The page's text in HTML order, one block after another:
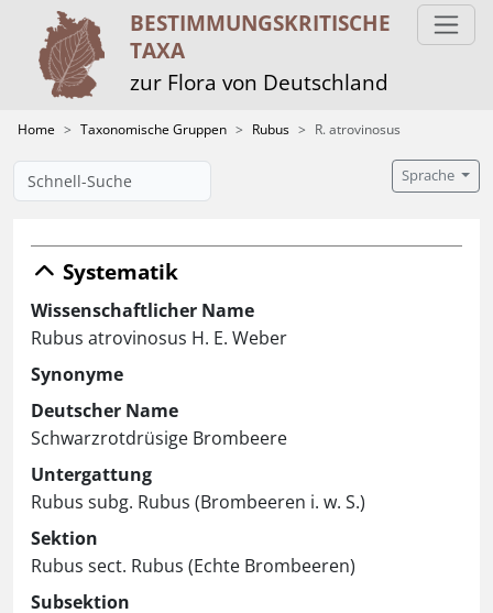
BESTIMMUNGS­KRITISCHE
TAXA
zur Flora von Deutschland
Home Taxonomische Gruppen Rubus R. atrovinosus
Sprache
Systematik
Wissenschaftlicher Name
Rubus atrovinosus H. E. Weber
Synonyme
Deutscher Name
Schwarzrotdrüsige Brombeere
Untergattung
Rubus subg. Rubus (Brombeeren i. w. S.)
Sektion
Rubus sect. Rubus (Echte Brombeeren)
Subsektion